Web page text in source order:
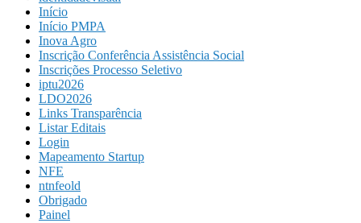
Início
Início PMPA
Inova Agro
Inscrição Conferência Assistência Social
Inscrições Processo Seletivo
iptu2026
LDO2026
Links Transparência
Listar Editais
Login
Mapeamento Startup
NFE
ntnfeold
Obrigado
Painel